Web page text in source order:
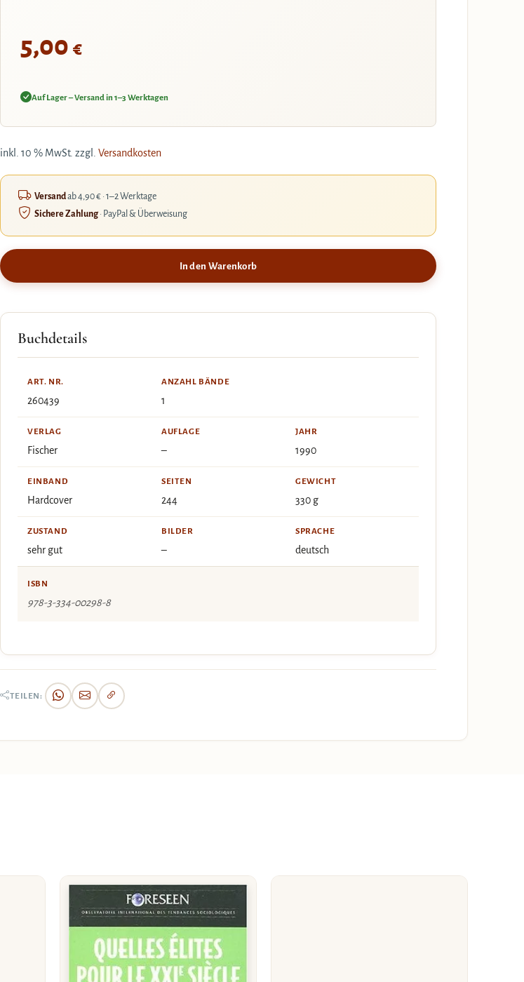
5,00 €
Auf Lager – Versand in 1–3 Werktagen
inkl. 10 % MwSt. zzgl. Versandkosten
Versandab 4,90 € · 1–2 Werktage
Sichere Zahlung· PayPal & Überweisung
In den Warenkorb
Buchdetails
ART. NR.
260439
ANZAHL BÄNDE
1
VERLAG
Fischer
AUFLAGE
–
JAHR
1990
EINBAND
Hardcover
SEITEN
244
GEWICHT
330 g
ZUSTAND
sehr gut
BILDER
–
SPRACHE
deutsch
ISBN
978-3-334-00298-8
TEILEN: